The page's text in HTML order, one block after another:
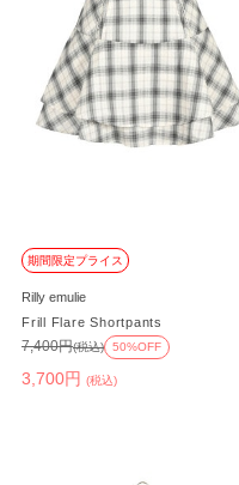
期間限定プライス
Rilly emulie
Frill Flare Shortpants
3,700円 (税込)
7,400円(税込) 50%OFF